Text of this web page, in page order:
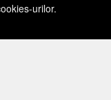
urilor.